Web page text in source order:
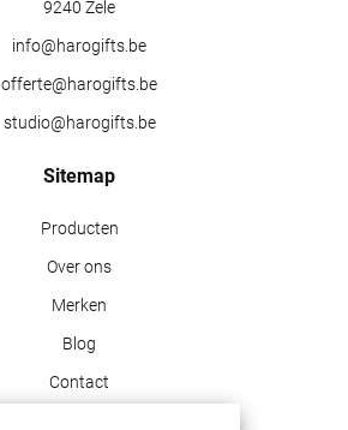
9240 Zele
info@harogifts.be
offerte@harogifts.be
studio@harogifts.be
Sitemap
Producten
Over ons
Merken
Blog
Contact